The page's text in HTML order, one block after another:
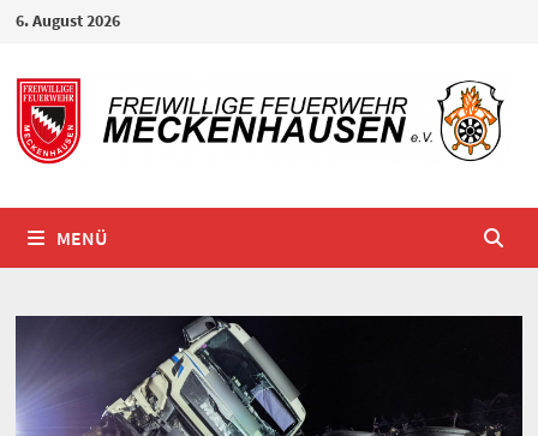
Zum
springen
6. August 2026
MENÜ